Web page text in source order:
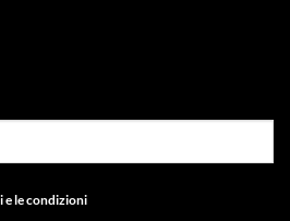
e le condizioni